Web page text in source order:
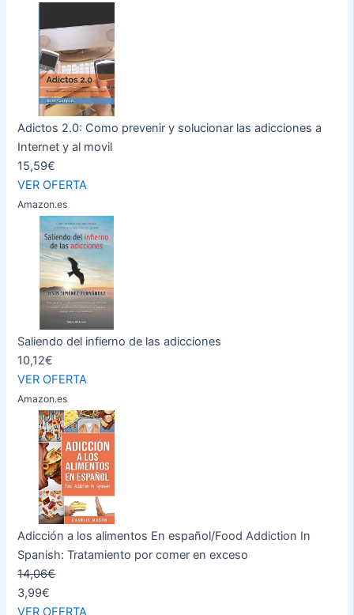
Adictos 2.0: Como prevenir y solucionar las adicciones a
Internet y al movil
15,59€
VER OFERTA
Amazon.es
Saliendo del infierno de las adicciones
10,12€
VER OFERTA
Amazon.es
Adicción a los alimentos En español/Food Addiction In
Spanish: Tratamiento por comer en exceso
14,06€
3,99€
VER OFERTA